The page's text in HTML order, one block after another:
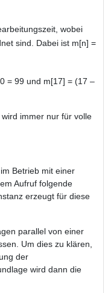
wobei
sind. Dabei ist m[n] =
= 99 und m[17] = (17 –
immer nur für volle
Betrieb mit einer
Aufruf folgende
erzeugt für diese
parallel von einer
Um dies zu klären,
der
wird dann die